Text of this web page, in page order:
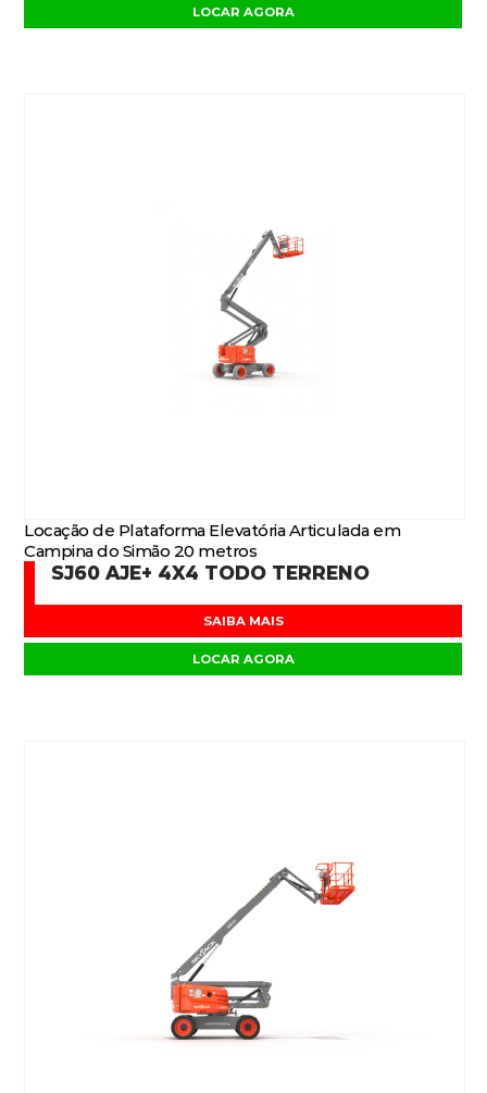
LOCAR AGORA
Locação de Plataforma Elevatória Articulada em
Campina do Simão 20 metros
SJ60 AJE+ 4X4 TODO TERRENO
SAIBA MAIS
LOCAR AGORA